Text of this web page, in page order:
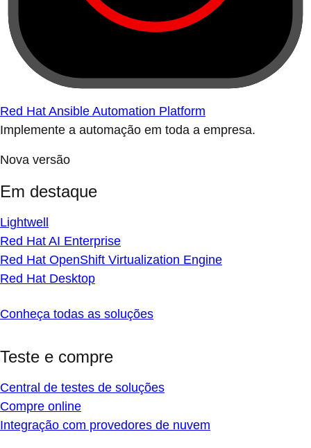
Red Hat Ansible Automation Platform
Implemente a automação em toda a empresa.
Nova versão
Em destaque
Lightwell
Red Hat AI Enterprise
Red Hat OpenShift Virtualization Engine
Red Hat Desktop
Conheça todas as soluções
Teste e compre
Central de testes de soluções
Compre online
Integração com provedores de nuvem